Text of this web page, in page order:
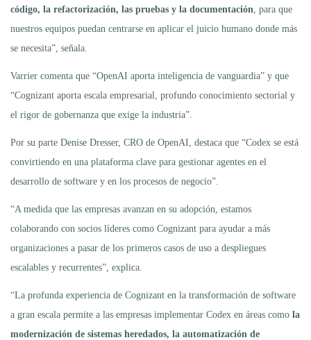
código, la refactorización, las pruebas y la documentación , para que
nuestros equipos puedan centrarse en aplicar el juicio humano donde más
se necesita”, señala.
Varrier comenta que “OpenAI aporta inteligencia de vanguardia” y que
“Cognizant aporta escala empresarial, profundo conocimiento sectorial y
el rigor de gobernanza que exige la industria”.
Por su parte Denise Dresser, CRO de OpenAI, destaca que “Codex se está
convirtiendo en una plataforma clave para gestionar agentes en el
desarrollo de software y en los procesos de negocio”.
“A medida que las empresas avanzan en su adopción, estamos
colaborando con socios líderes como Cognizant para ayudar a más
organizaciones a pasar de los primeros casos de uso a despliegues
escalables y recurrentes”, explica.
“La profunda experiencia de Cognizant en la transformación de software
a gran escala permite a las empresas implementar Codex en áreas como la
modernización de sistemas heredados, la automatización de